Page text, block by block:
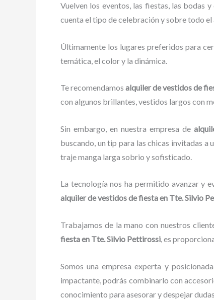
Vuelven los eventos, las fiestas, las bodas
cuenta el tipo de celebración y sobre todo
Últimamente los lugares preferidos para
temática, el color y la dinámica.
Te recomendamosalquiler de vestidos de
con algunos brillantes, vestidos largos con
Sin embargo, en nuestra empresa de
buscando, un tip para las chicas invitadas
traje manga larga sobrio y sofisticado.
La tecnología nos ha permitido avanzar y
alquiler de vestidos de fiestaen Tte. Silvio
Trabajamos de la mano con nuestros
fiestaen Tte. Silvio Pettirossi, es
Somos una empresa experta y
impactante, podrás combinarlo con
conocimiento para asesorar y despejar dudas.